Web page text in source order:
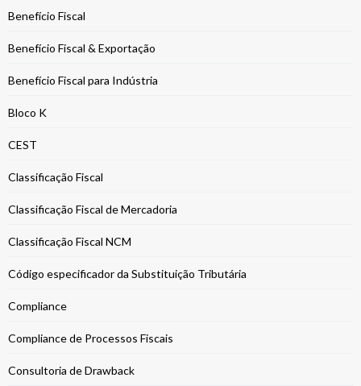
Benefício Fiscal
Benefício Fiscal & Exportação
Benefício Fiscal para Indústria
Bloco K
CEST
Classificação Fiscal
Classificação Fiscal de Mercadoria
Classificação Fiscal NCM
Código especificador da Substituição Tributária
Compliance
Compliance de Processos Fiscais
Consultoria de Drawback